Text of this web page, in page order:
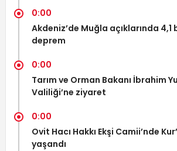
0:00
Akdeniz’de Muğla açıklarında
deprem
0:00
Tarım ve Orman Bakanı İbrahim
Valiliği’ne ziyaret
0:00
Ovit Hacı Hakkı Ekşi Camii’nde
yaşandı